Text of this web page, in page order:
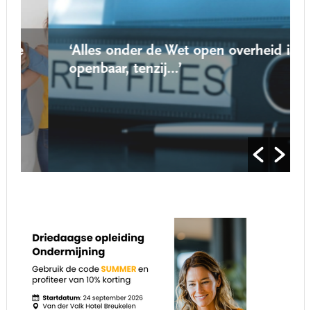
‘Alles onder de Wet open overheid is
openbaar, tenzij…’